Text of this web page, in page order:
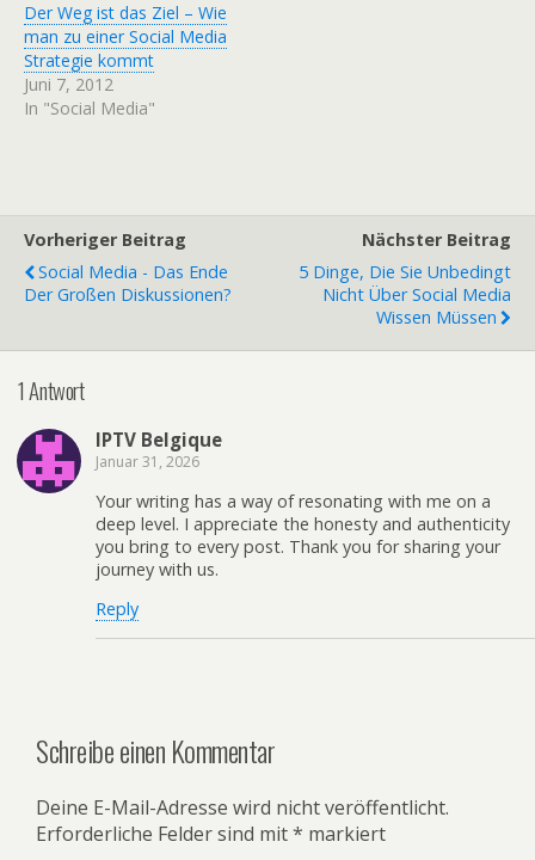
Der Weg ist das Ziel – Wie
man zu einer Social Media
Strategie kommt
Juni 7, 2012
In "Social Media"
Vorheriger Beitrag
Social Media - Das Ende
Der Großen Diskussionen?
Nächster Beitrag
5 Dinge, Die Sie Unbedingt
Nicht Über Social Media
Wissen Müssen
1 Antwort
IPTV Belgique
Januar 31, 2026
Your writing has a way of resonating with me on a
deep level. I appreciate the honesty and authenticity
you bring to every post. Thank you for sharing your
journey with us.
Reply
Schreibe einen Kommentar
Deine E-Mail-Adresse wird nicht veröffentlicht.
Erforderliche Felder sind mit* markiert